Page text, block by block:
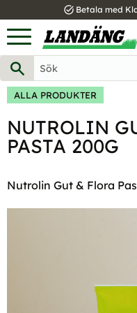
Meny
task_alt Betala med
ALLA PRODUKTER
NUTROLIN
PASTA 200G
Nutrolin Gut & Flora